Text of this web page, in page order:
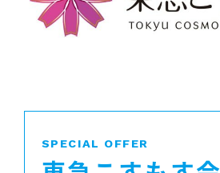
SPECIAL OFFER